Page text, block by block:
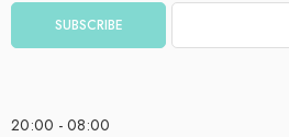
08:00 - 20:00